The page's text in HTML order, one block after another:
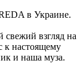
в Украине.
свежий взгляд на
к настоящему
и наша муза.